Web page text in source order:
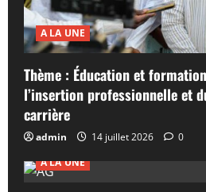
A LA UNE
Thème : Éducation et
l’insertion professionnelle et
carrière
admin 14 juillet 2026
0
A LA UNE